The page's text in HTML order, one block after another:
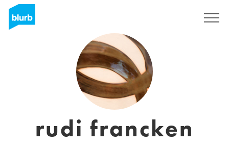
rudi francken